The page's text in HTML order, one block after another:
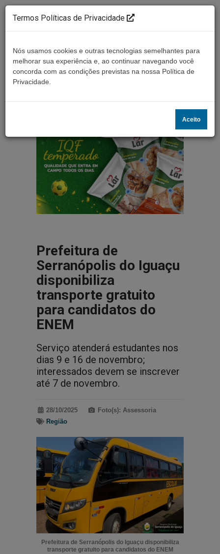
Prefeitura de
Serranópolis do Iguaçu
disponibiliza
transporte gratuito
para candidatos do
ENEM
Serviço atenderá estudantes nos
dias 9 e 16 de novembro;
interessados devem se inscrever
até 7 de novembro.
28/10/2025
Foto(s): Assessoria
Região
Prefeitura de Serranópolis do Iguaçu disponibiliza
transporte gratuito para candidatos do ENEM
Termos Políticas de Privacidade
Nós usamos cookies e outras tecnologias semelhantes para
melhorar sua experiência e, ao continuar navegando você
concorda com as condições previstas na nossa Política de
Privacidade.
Aceito